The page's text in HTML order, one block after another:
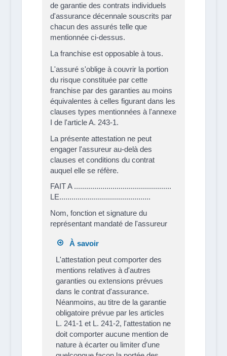
de garantie des contrats individuels
d'assurance décennale souscrits par
chacun des assurés telle que
mentionnée ci-dessus.
La franchise est opposable à tous.
L'assuré s'oblige à couvrir la portion
du risque constituée par cette
franchise par des garanties au moins
équivalentes à celles figurant dans les
clauses types mentionnées à l'annexe
I de l'article A. 243-1.
La présente attestation ne peut
engager l'assureur au-delà des
clauses et conditions du contrat
auquel elle se réfère.
FAIT A ................................................
LE.............................................
Nom, fonction et signature du
représentant mandaté de l'assureur
À savoir
L'attestation peut comporter des
mentions relatives à d'autres
garanties ou extensions prévues
dans le contrat d'assurance.
Néanmoins, au titre de la garantie
obligatoire prévue par les articles
L. 241-1 et L. 241-2, l'attestation ne
doit comporter aucune mention de
nature à écarter ou limiter d'une